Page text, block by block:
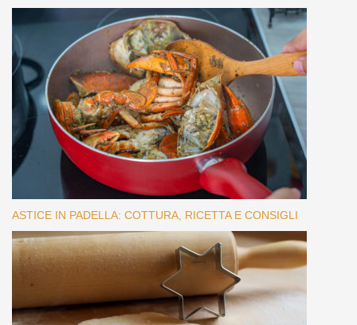
ASTICE IN PADELLA: COTTURA, RICETTA E CONSIGLI